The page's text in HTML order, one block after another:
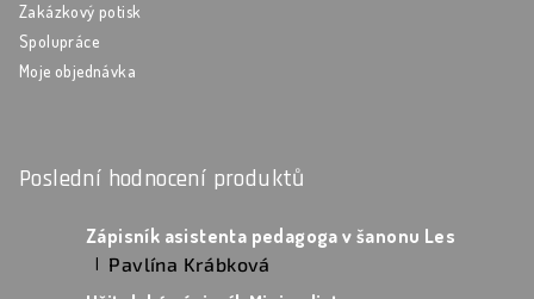
Zakázkový potisk
Spolupráce
Moje objednávka
Poslední hodnocení produktů
Zápisník asistenta pedagoga v šanonu Les
Hodnocení produktu je 5 z 5 hvězdiček.
| Pavlína Krábková